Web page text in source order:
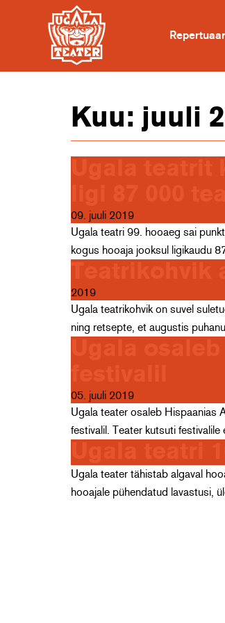
Repertuaar
Kuu: juuli
09. juuli 2019
Ugala teatri 99. hooaeg sai
kogus hooaja jooksul ligikaudu
2019
Ugala teatrikohvik on suvel
ning retsepte, et augustis
05. juuli 2019
Ugala teater osaleb Hispaanias
festivalil. Teater kutsuti
Ugala teater tähistab algaval
hooajale pühendatud lavastusi,